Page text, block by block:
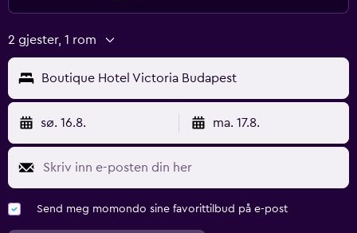
2 gjester, 1 rom
Boutique Hotel Victoria Budapest
sø. 16.8. ma. 17.8.
Send meg momondo sine favorittilbud på e-post